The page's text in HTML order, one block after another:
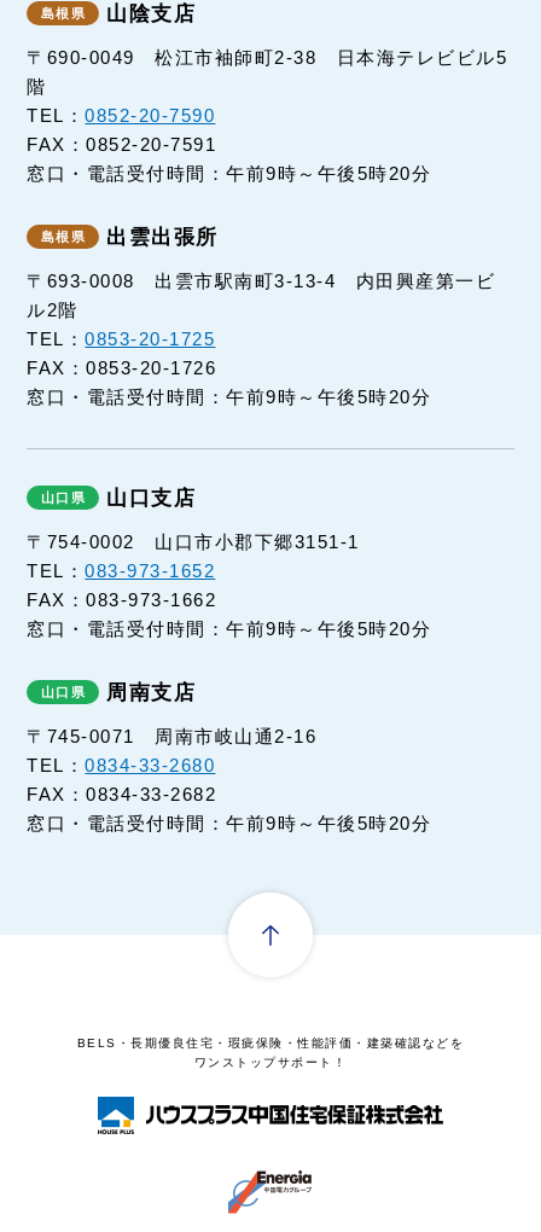
山陰支店
〒690-0049 松江市袖師町2-38 日本海テレビビル5
階
TEL：0852-20-7590
FAX：0852-20-7591
窓口・電話受付時間：午前9時～午後5時20分
出雲出張所
〒693-0008 出雲市駅南町3-13-4 内田興産第一ビ
ル2階
TEL：0853-20-1725
FAX：0853-20-1726
窓口・電話受付時間：午前9時～午後5時20分
山口支店
〒754-0002 山口市小郡下郷3151-1
TEL：083-973-1652
FAX：083-973-1662
窓口・電話受付時間：午前9時～午後5時20分
周南支店
〒745-0071 周南市岐山通2-16
TEL：0834-33-2680
FAX：0834-33-2682
窓口・電話受付時間：午前9時～午後5時20分
BELS・長期優良住宅・瑕疵保険・性能評価・建築確認などを
ワンストップサポート！